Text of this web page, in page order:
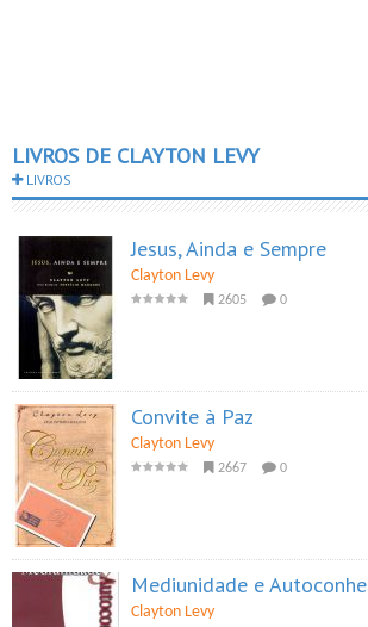
LIVROS DE CLAYTON LEVY
LIVROS
Jesus, Ainda e Sempre
Clayton Levy
2605 0
Convite à Paz
Clayton Levy
2667 0
Mediunidade e
Clayton Levy